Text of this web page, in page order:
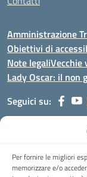
Per fornire le migliori
memorizzare e/o
Amministrazione
Obiettivi di
Note legaliVecchie
Lady Oscar: il non
Seguici su:
Viale Aldo
Posta elettronica